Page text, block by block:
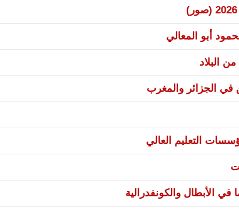
أبو المعالي
في الجزائر والمغرب
التعليم العالي
الأبطال والكونفدرالية